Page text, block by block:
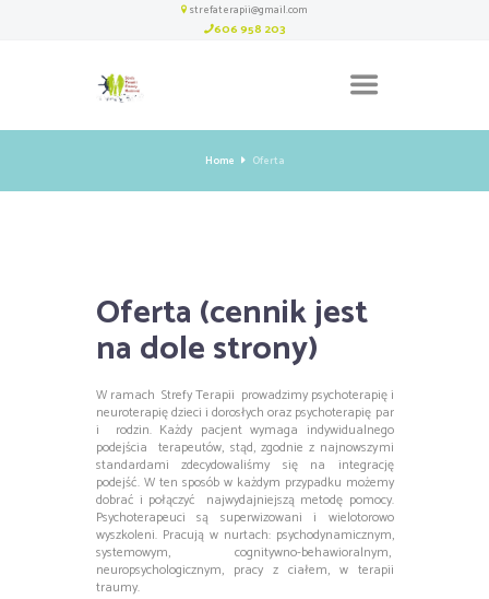
strefaterapii@gmail.com
606 958 203
Home Oferta
Oferta (cennik jest
na dole strony)
W ramach Strefy Terapii prowadzimy psychoterapię i
neuroterapię dzieci i dorosłych oraz psychoterapię par
i rodzin. Każdy pacjent wymaga indywidualnego
podejścia terapeutów, stąd, zgodnie z najnowszymi
standardami zdecydowaliśmy się na integrację
podejść. W ten sposób w każdym przypadku możemy
dobrać i połączyć najwydajniejszą metodę pomocy.
Psychoterapeuci są superwizowani i wielotorowo
wyszkoleni. Pracują w nurtach: psychodynamicznym,
systemowym, cognitywno-behawioralnym,
neuropsychologicznym, pracy z ciałem, w terapii
traumy.